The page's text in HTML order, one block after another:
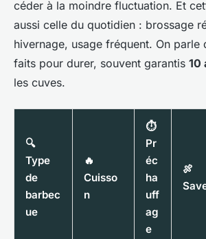
céder à la moindre fluctuation. Et
aussi celle du quotidien : brossage
hivernage, usage fréquent. On parle
faits pour durer, souvent garantis 10
les cuves.
🔍
Type
de
barbec
ue
🔥
Cuisso
n
⏱
Pr
éc
ha
uff
ag
e
🍖